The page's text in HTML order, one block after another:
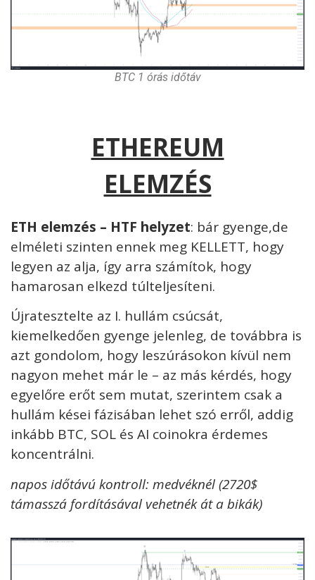
BTC 1 órás időtáv
ETHEREUM
ELEMZÉS
ETH elemzés – HTF helyzet: bár gyenge,de
elméleti szinten ennek meg KELLETT, hogy
legyen az alja, így arra számítok, hogy
hamarosan elkezd túlteljesíteni.
Újratesztelte az I. hullám csúcsát,
kiemelkedően gyenge jelenleg, de továbbra is
azt gondolom, hogy leszúrásokon kívül nem
nagyon mehet már le – az más kérdés, hogy
egyelőre erőt sem mutat, szerintem csak a
hullám kései fázisában lehet szó erről, addig
inkább BTC, SOL és AI coinokra érdemes
koncentrálni.
napos időtávú kontroll: medvéknél (2720$
támasszá fordításával vehetnék át a bikák)